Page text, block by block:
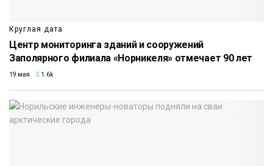
Круглая дата
Центр мониторинга зданий и сооружений
Заполярного филиала «Норникеля» отмечает 90 лет
19 мая 1.6k